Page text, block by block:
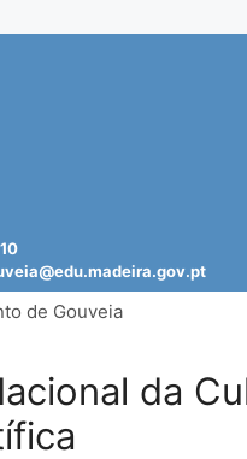
010
de Gouveia
da